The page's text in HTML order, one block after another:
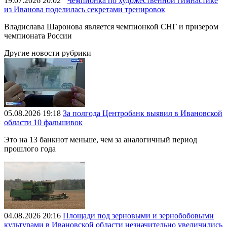
из Иванова поделилась секретами тренировок
Владислава Шаронова является чемпионкой СНГ и призером
чемпионата России
Другие новости рубрики
05.08.2026 19:18 За полгода Центробанк выявил в Ивановской
области 10 фальшивок
Это на 13 банкнот меньше, чем за аналогичный период
прошлого года
04.08.2026 20:16 Площади под зерновыми и зернобобовыми
культурами в Ивановской области незначительно увеличились